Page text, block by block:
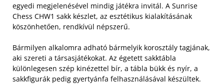
egyedi megjelenésével mindig játékra invitál. A Sunrise
Chess CHW1 sakk készlet, az esztétikus kialakításának
köszönhetően, rendkívül népszerű.
Bármilyen alkalomra adható bármelyik korosztály tagjának,
aki szereti a társasjátékokat. Az égetett sakktábla
különlegesen szép kinézettel bír, a tábla bükk és nyír, a
sakkfigurák pedig gyertyánfa felhasználásával készültek.